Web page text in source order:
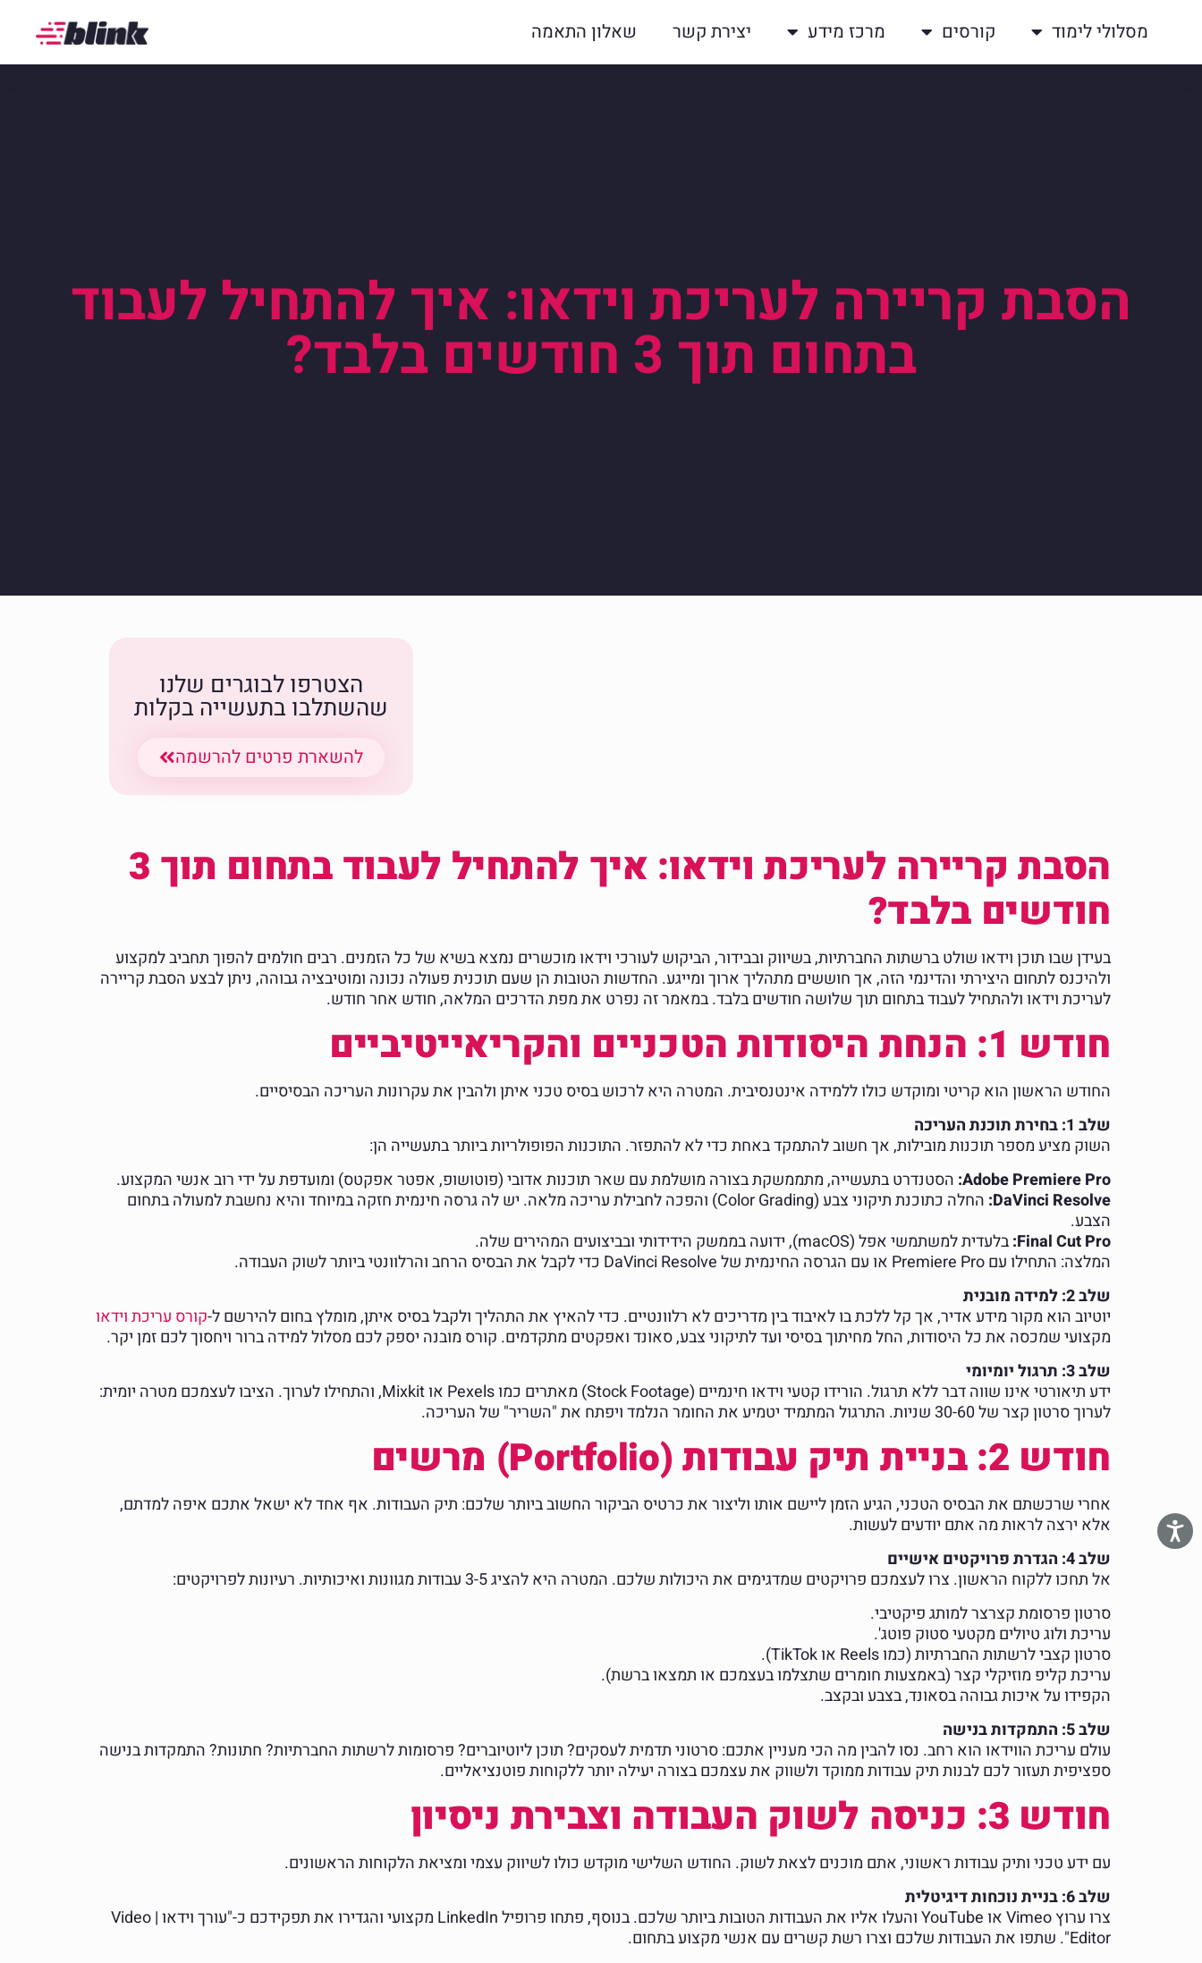
מסלולי לימוד קורסים מרכז מידע יצירת קשר שאלון התאמה
הסבת קריירה לעריכת וידאו: איך להתחיל לעבוד
בתחום תוך 3 חודשים בלבד?
הצטרפו לבוגרים שלנו
שהשתלבו בתעשייה בקלות
להשארת פרטים להרשמה
הסבת קריירה לעריכת וידאו: איך להתחיל לעבוד בתחום תוך 3
חודשים בלבד?
בעידן שבו תוכן וידאו שולט ברשתות החברתיות, בשיווק ובבידור, הביקוש לעורכי וידאו מוכשרים נמצא בשיא של כל הזמנים. רבים חולמים להפוך תחביב למקצוע
ולהיכנס לתחום היצירתי והדינמי הזה, אך חוששים מתהליך ארוך ומייגע. החדשות הטובות הן שעם תוכנית פעולה נכונה ומוטיבציה גבוהה, ניתן לבצע הסבת קריירה
לעריכת וידאו ולהתחיל לעבוד בתחום תוך שלושה חודשים בלבד. במאמר זה נפרט את מפת הדרכים המלאה, חודש אחר חודש.
חודש 1: הנחת היסודות הטכניים והקריאייטיביים
החודש הראשון הוא קריטי ומוקדש כולו ללמידה אינטנסיבית. המטרה היא לרכוש בסיס טכני איתן ולהבין את עקרונות העריכה הבסיסיים.
שלב 1: בחירת תוכנת העריכה
השוק מציע מספר תוכנות מובילות, אך חשוב להתמקד באחת כדי לא להתפזר. התוכנות הפופולריות ביותר בתעשייה הן:
Adobe Premiere Pro: הסטנדרט בתעשייה, מתממשקת בצורה מושלמת עם שאר תוכנות אדובי (פוטושופ, אפטר אפקטס) ומועדפת על ידי רוב אנשי המקצוע.
DaVinci Resolve:
החלה כתוכנת תיקוני צבע (Color Grading) והפכה לחבילת עריכה מלאה. יש לה גרסה חינמית חזקה במיוחד והיא נחשבת למעולה בתחום
הצבע.
Final Cut Pro: בלעדית למשתמשי אפל (macOS), ידועה בממשק הידידותי ובביצועים המהירים שלה.
המלצה: התחילו עם Premiere Pro או עם הגרסה החינמית של DaVinci Resolve כדי לקבל את הבסיס הרחב והרלוונטי ביותר לשוק העבודה.
שלב 2: למידה מובנית
יוטיוב הוא מקור מידע אדיר, אך קל ללכת בו לאיבוד בין מדריכים לא רלוונטיים. כדי להאיץ את התהליך ולקבל בסיס איתן, מומלץ בחום להירשם ל-קורס עריכת וידאו
מקצועי שמכסה את כל היסודות, החל מחיתוך בסיסי ועד לתיקוני צבע, סאונד ואפקטים מתקדמים. קורס מובנה יספק לכם מסלול למידה ברור ויחסוך לכם זמן יקר.
שלב 3: תרגול יומיומי
ידע תיאורטי אינו שווה דבר ללא תרגול. הורידו קטעי וידאו חינמיים (Stock Footage) מאתרים כמו Pexels או Mixkit, והתחילו לערוך. הציבו לעצמכם מטרה יומית:
לערוך סרטון קצר של 30-60 שניות. התרגול המתמיד יטמיע את החומר הנלמד ויפתח את "השריר" של העריכה.
חודש 2: בניית תיק עבודות (Portfolio) מרשים
אחרי שרכשתם את הבסיס הטכני, הגיע הזמן ליישם אותו וליצור את כרטיס הביקור החשוב ביותר שלכם: תיק העבודות. אף אחד לא ישאל אתכם איפה למדתם,
אלא ירצה לראות מה אתם יודעים לעשות.
שלב 4: הגדרת פרויקטים אישיים
אל תחכו ללקוח הראשון. צרו לעצמכם פרויקטים שמדגימים את היכולות שלכם. המטרה היא להציג 3-5 עבודות מגוונות ואיכותיות. רעיונות לפרויקטים:
סרטון פרסומת קצרצר למותג פיקטיבי.
עריכת ולוג טיולים מקטעי סטוק פוטג'.
סרטון קצבי לרשתות החברתיות (כמו Reels או TikTok).
עריכת קליפ מוזיקלי קצר (באמצעות חומרים שתצלמו בעצמכם או תמצאו ברשת).
הקפידו על איכות גבוהה בסאונד, בצבע ובקצב.
שלב 5: התמקדות בנישה
עולם עריכת הווידאו הוא רחב. נסו להבין מה הכי מעניין אתכם: סרטוני תדמית לעסקים? תוכן ליוטיוברים? פרסומות לרשתות החברתיות? חתונות? התמקדות בנישה
ספציפית תעזור לכם לבנות תיק עבודות ממוקד ולשווק את עצמכם בצורה יעילה יותר ללקוחות פוטנציאליים.
חודש 3: כניסה לשוק העבודה וצבירת ניסיון
עם ידע טכני ותיק עבודות ראשוני, אתם מוכנים לצאת לשוק. החודש השלישי מוקדש כולו לשיווק עצמי ומציאת הלקוחות הראשונים.
שלב 6: בניית נוכחות דיגיטלית
צרו ערוץ Vimeo או YouTube והעלו אליו את העבודות הטובות ביותר שלכם. בנוסף, פתחו פרופיל LinkedIn מקצועי והגדירו את תפקידכם כ-"עורך וידאו | Video
Editor". שתפו את העבודות שלכם וצרו רשת קשרים עם אנשי מקצוע בתחום.